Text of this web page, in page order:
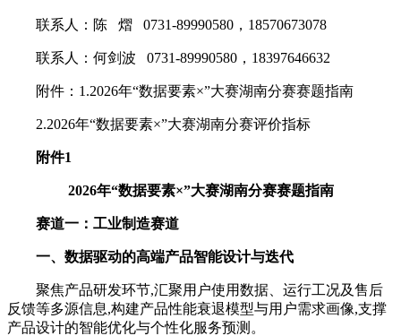
联系人：陈 熠 0731-89990580，18570673078
联系人：何剑波 0731-89990580，18397646632
附件：1.2026年“数据要素×”大赛湖南分赛赛题指南
2.2026年“数据要素×”大赛湖南分赛评价指标
附件1
2026年“数据要素×”大赛湖南分赛赛题指南
赛道一：工业制造赛道
一、数据驱动的高端产品智能设计与迭代
聚焦产品研发环节,汇聚用户使用数据、运行工况及售后
反馈等多源信息,构建产品性能衰退模型与用户需求画像,支撑
产品设计的智能优化与个性化服务预测。